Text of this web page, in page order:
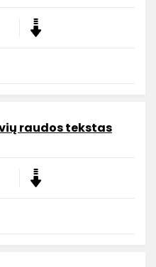
raudos tekstas